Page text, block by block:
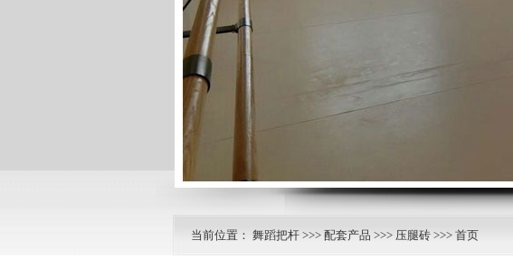
当前位置： 舞蹈把杆 >>> 配套产品 >>> 压腿砖 >>> 首页